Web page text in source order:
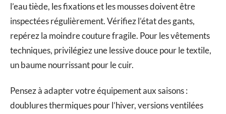
l’eau tiède, les fixations et les mousses doivent être
inspectées régulièrement. Vérifiez l’état des gants,
repérez la moindre couture fragile. Pour les vêtements
techniques, privilégiez une lessive douce pour le textile,
un baume nourrissant pour le cuir.
Pensez à adapter votre équipement aux saisons :
doublures thermiques pour l’hiver, versions ventilées